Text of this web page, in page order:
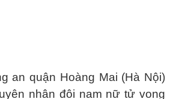
an quận Hoàng Mai (Hà Nội)
nhân đôi nam nữ tử vong